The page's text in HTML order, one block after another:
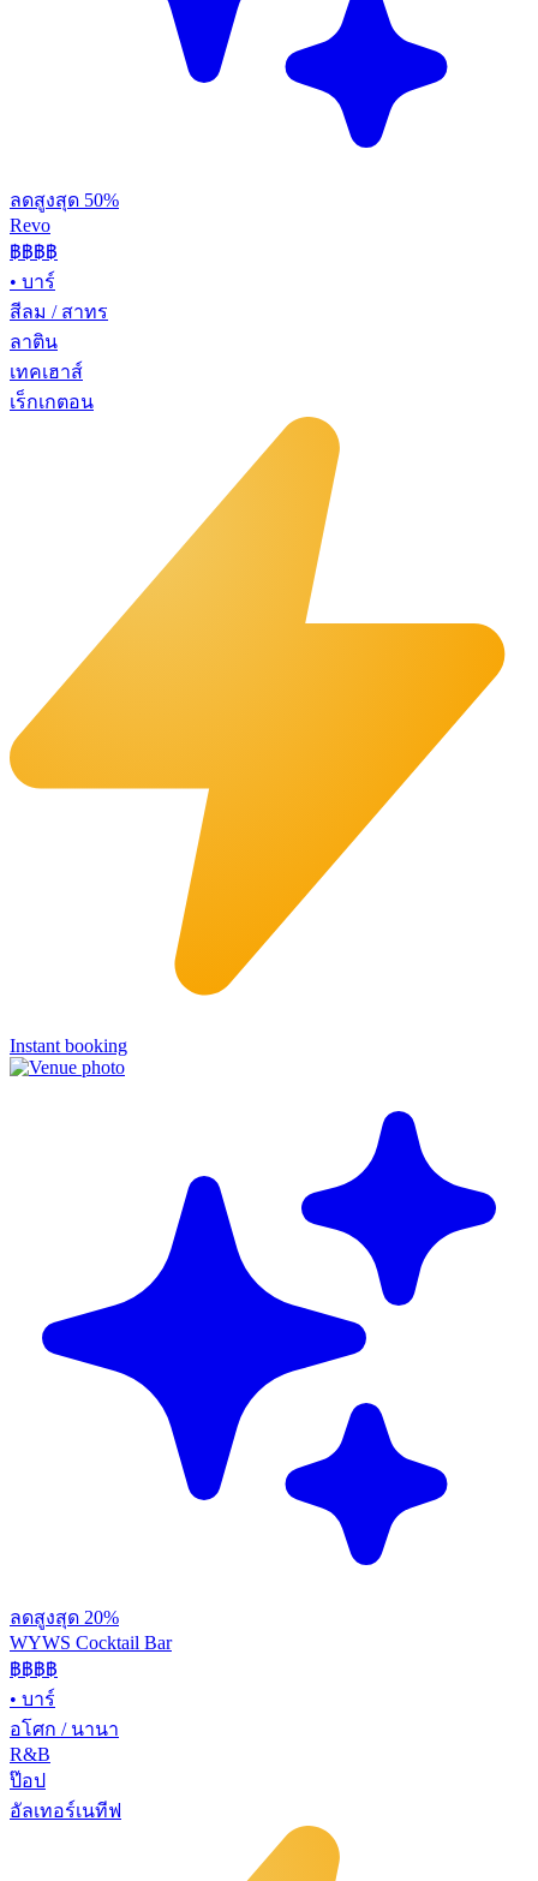
ลดสูงสุด 50%
Revo
฿฿฿฿
• บาร์
สีลม / สาทร
ลาติน
เทคเฮาส์
เร็กเกตอน
Instant booking
ลดสูงสุด 20%
WYWS Cocktail Bar
฿฿฿฿
• บาร์
อโศก / นานา
R&B
ป๊อป
อัลเทอร์เนทีฟ